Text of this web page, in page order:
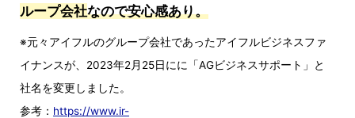
ループ会社なので安心感あり。
※元々アイフルのグループ会社であったアイフルビジネスファ
イナンスが、2023年2月25日にに「AGビジネスサポート」と
社名を変更しました。
参考： https://www.ir-